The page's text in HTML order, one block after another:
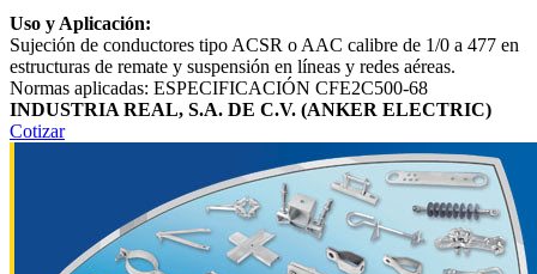
Uso y Aplicación:
Sujeción de conductores tipo ACSR o AAC calibre de 1/0 a 477 en
estructuras de remate y suspensión en líneas y redes aéreas.
Normas aplicadas: ESPECIFICACIÓN CFE2C500-68
INDUSTRIA REAL, S.A. DE C.V. (ANKER ELECTRIC)
Cotizar